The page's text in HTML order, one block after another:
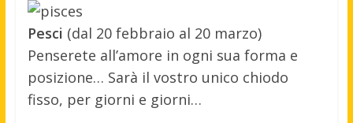
Pesci (dal 20 febbraio al 20 marzo)
Penserete all’amore in ogni sua forma e
posizione… Sarà il vostro unico chiodo
fisso, per giorni e giorni…